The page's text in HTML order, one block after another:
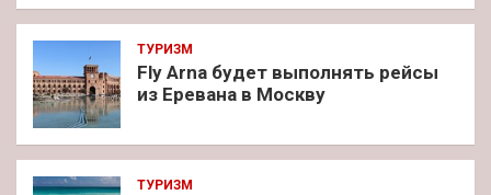
ТУРИЗМ
Fly Arna будет выполнять рейсы
из Еревана в Москву
ТУРИЗМ